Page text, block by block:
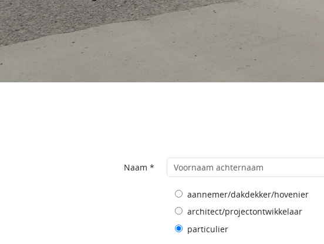
Naam *
aannemer/dakdekker/hovenier
architect/projectontwikkelaar
particulier